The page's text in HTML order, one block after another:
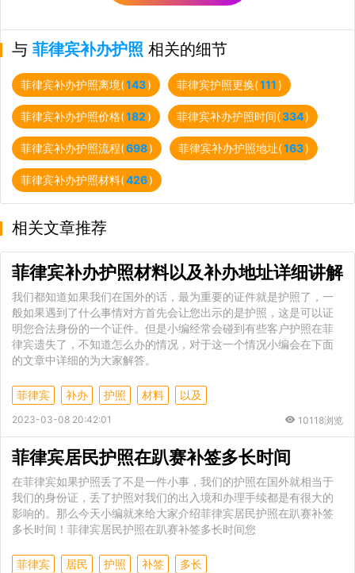
与 菲律宾补办护照 相关的细节
菲律宾补办护照离境(143) 菲律宾护照更换(111)
菲律宾补办护照价格(182) 菲律宾补办护照时间(334)
菲律宾补办护照流程(698) 菲律宾补办护照地址(163)
菲律宾补办护照材料(426)
相关文章推荐
菲律宾补办护照材料以及补办地址详细讲解
我们都知道如果我们在国外的话，最为重要的证件就是护照了，一
般如果遇到了什么事情对方首先会让您出示的是护照，这是可以证
明您合法身份的一个证件。但是小编经常会碰到有些客户护照在菲
律宾遗失了，不知道怎么办的情况，对于这一个情况小编会在下面
的文章中详细的为大家解答。
菲律宾 补办 护照 材料 以及
2023-03-08 20:42:01 10118浏览
菲律宾居民护照在趴赛补签多长时间
在菲律宾如果护照丢了不是一件小事，我们的护照在国外就相当于
我们的身份证，丢了护照对我们的出入境和办理手续都是有很大的
影响的。那么今天小编就来给大家介绍菲律宾居民护照在趴赛补签
多长时间！菲律宾居民护照在趴赛补签多长时间您
菲律宾 居民 护照 补签 多长